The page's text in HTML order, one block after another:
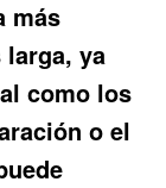
más
ya
como los
o el